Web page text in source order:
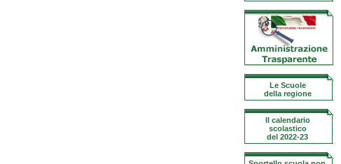
Le Scuole
della regione
Il calendario
scolastico
del 2022-23